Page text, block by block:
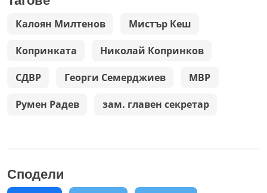
Калоян Милтенов Мистър Кеш
Копринката Николай Копринков
СДВР Георги Семерджиев МВР
Румен Радев зам. главен секретар
Сподели